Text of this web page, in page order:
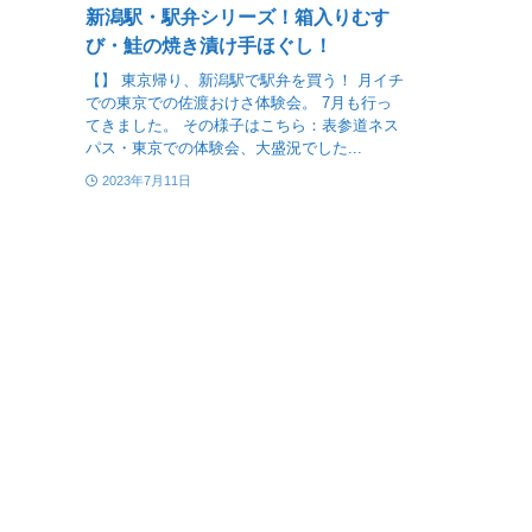
新潟駅・駅弁シリーズ！箱入りむす
び・鮭の焼き漬け手ほぐし！
【】 東京帰り、新潟駅で駅弁を買う！ 月イチ
での東京での佐渡おけさ体験会。 7月も行っ
てきました。 その様子はこちら：表参道ネス
パス・東京での体験会、大盛況でした...
2023年7月11日